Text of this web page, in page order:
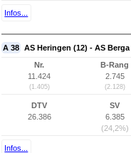
Infos...
A 38 AS Heringen (12) - AS Berga
Nr.
11.424
(1.405)
B-Rang
2.745
(2.128)
DTV
26.386
SV
6.385
(24,2%)
Infos...